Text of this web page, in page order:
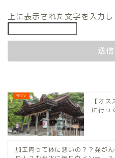
上に表示された文字を入力し
【オ
に行っ
加工肉って体に悪いの？？発が